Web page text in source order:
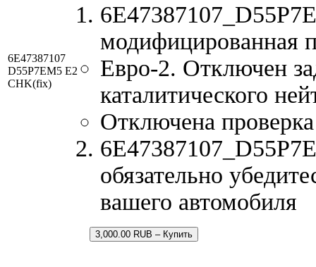
6E47387107
D55P7EM5 E2
CHK(fix)
модифицированная
Евро-2. Отключен
каталитического
Отключена
обязательно
вашего автомобиля
3,000.00 RUB – Купить